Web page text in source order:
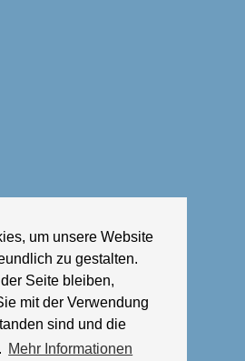
um unsere Website
zu gestalten.
Seite bleiben,
mit der Verwendung
sind und die
Mehr Informationen